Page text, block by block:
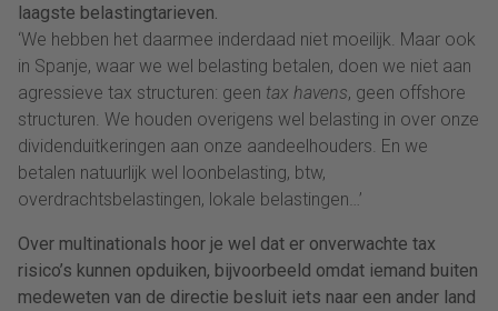
laagste belastingtarieven.
‘We hebben het daarmee inderdaad niet moeilijk. Maar ook
in Spanje, waar we wel belasting betalen, doen we niet aan
agressieve tax structuren: geen tax havens, geen offshore
structuren. We houden overigens wel belasting in over onze
dividenduitkeringen aan onze aandeelhouders. En we
betalen natuurlijk wel loonbelasting, btw,
overdrachtsbelastingen, lokale belastingen…’
Over multinationals hoor je wel dat er onverwachte tax
risico’s kunnen opduiken, bijvoorbeeld omdat iemand buiten
medeweten van de directie besluit iets naar een ander land